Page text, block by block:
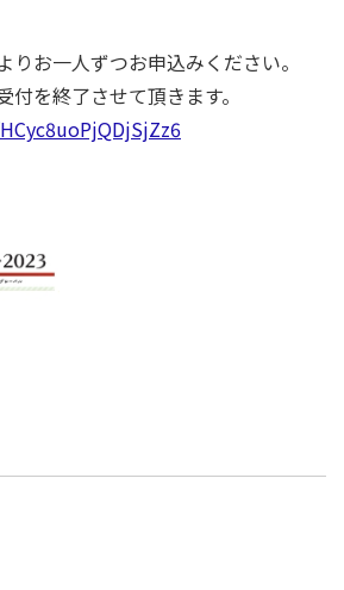
りお一人ずつお申込みください。
付を終了させて頂きます。